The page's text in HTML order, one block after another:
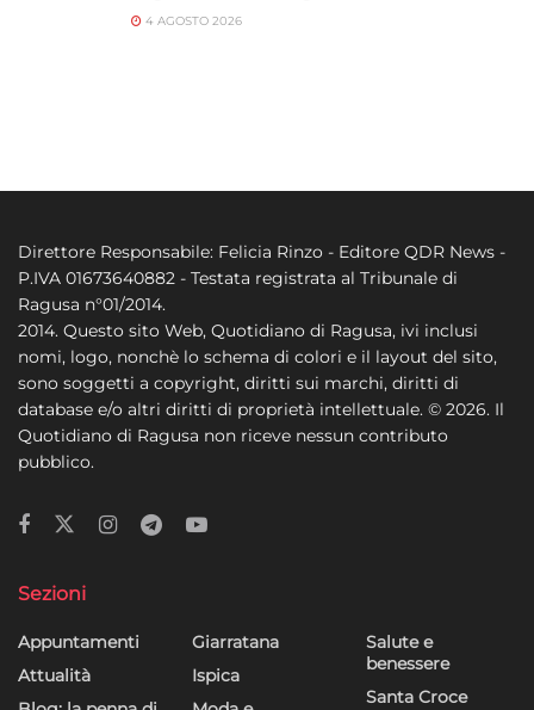
4 AGOSTO 2026
Direttore Responsabile: Felicia Rinzo - Editore QDR News -
P.IVA 01673640882 - Testata registrata al Tribunale di
Ragusa n°01/2014.
2014. Questo sito Web, Quotidiano di Ragusa, ivi inclusi
nomi, logo, nonchè lo schema di colori e il layout del sito,
sono soggetti a copyright, diritti sui marchi, diritti di
database e/o altri diritti di proprietà intellettuale. © 2026. Il
Quotidiano di Ragusa non riceve nessun contributo
pubblico.
Sezioni
Appuntamenti
Attualità
Giarratana
Ispica
Salute e
benessere
Santa Croce